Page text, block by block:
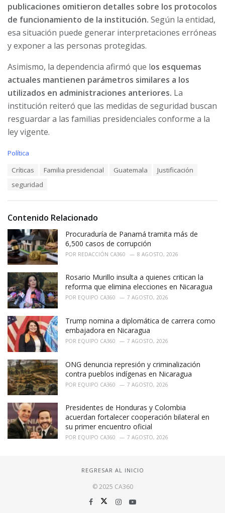
publicaciones omitieron detalles sobre los protocolos
de funcionamiento de la institución. Según la entidad,
esa situación puede generar interpretaciones erróneas
y exponer a las personas protegidas.
Asimismo, la dependencia afirmó que los esquemas
actuales mantienen parámetros similares a los
utilizados en administraciones anteriores. La
institución reiteró que las medidas de seguridad buscan
resguardar a las familias presidenciales conforme a la
ley vigente.
C
i
:
Política
Críticas Familia presidencial Guatemala
Justificación
seguridad
Contenido Relacionado
Procuraduría de Panamá tramita más de
6,500 casos de corrupción
POR REDACCIÓN CA360 8 AGOSTO, 2026
Rosario Murillo insulta a quienes critican la
reforma que elimina elecciones en Nicaragua
POR EQUIPO CA360 7 AGOSTO, 2026
Trump nomina a diplomática de carrera como
embajadora en Nicaragua
POR EQUIPO CA360 7 AGOSTO, 2026
ONG denuncia represión y criminalización
contra pueblos indígenas en Nicaragua
POR EQUIPO CA360 7 AGOSTO, 2026
Presidentes de Honduras y Colombia
acuerdan fortalecer cooperación bilateral en
su primer encuentro oficial
POR EQUIPO CA360 7 AGOSTO, 2026
REGRESAR AL INICIO
© 2025 CA360